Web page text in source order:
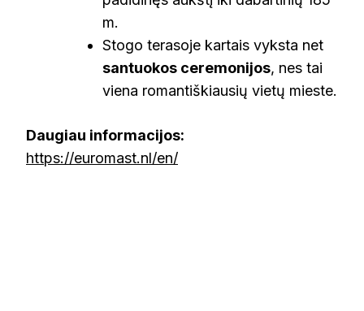
m.
Stogo terasoje kartais vyksta net
santuokos ceremonijos, nes tai
viena romantiškiausių vietų mieste.
Daugiau informacijos:
https://euromast.nl/en/